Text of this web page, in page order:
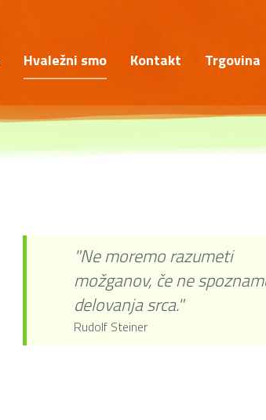
Hvaležni smo Kontakt Trgovina
"Ne moremo razumeti
možganov, če ne
delovanja srca."
Rudolf Steiner